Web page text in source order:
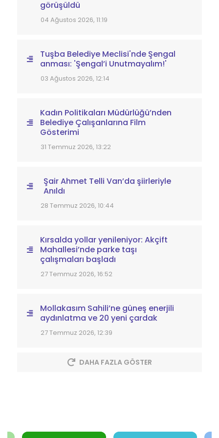
görüşüldü
04 Ağustos 2026, 11:19
Tuşba Belediye Meclisi'nde Şengal
anması: 'Şengal’i Unutmayalım!'
03 Ağustos 2026, 12:14
Kadın Politikaları Müdürlüğü’nden
Belediye Çalışanlarına Film
Gösterimi
31 Temmuz 2026, 13:22
Şair Ahmet Telli Van’da şiirleriyle
Anıldı
28 Temmuz 2026, 10:44
Kırsalda yollar yenileniyor: Akçift
Mahallesi’nde parke taşı
çalışmaları başladı
27 Temmuz 2026, 16:52
Mollakasım Sahili’ne güneş enerjili
aydınlatma ve 20 yeni çardak
27 Temmuz 2026, 12:39
DAHA FAZLA GÖSTER